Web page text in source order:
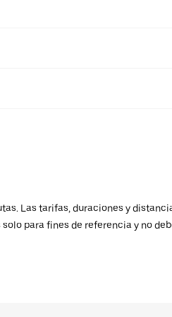
Las tarifas, duraciones y
para fines de referencia y no